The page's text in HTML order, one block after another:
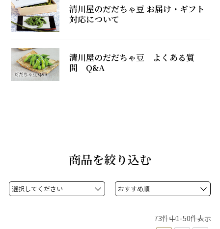
清川屋のだだちゃ豆 お届け・ギフト
対応について
清川屋のだだちゃ豆 よくある質
問 Q&A
商品を絞り込む
73件中1 -50件表示